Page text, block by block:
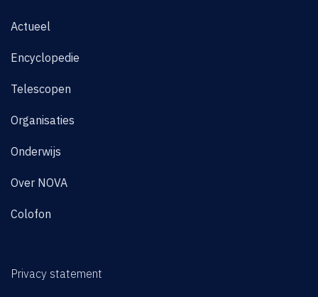
Actueel
Encyclopedie
Telescopen
Organisaties
Onderwijs
Over NOVA
Colofon
Privacy statement